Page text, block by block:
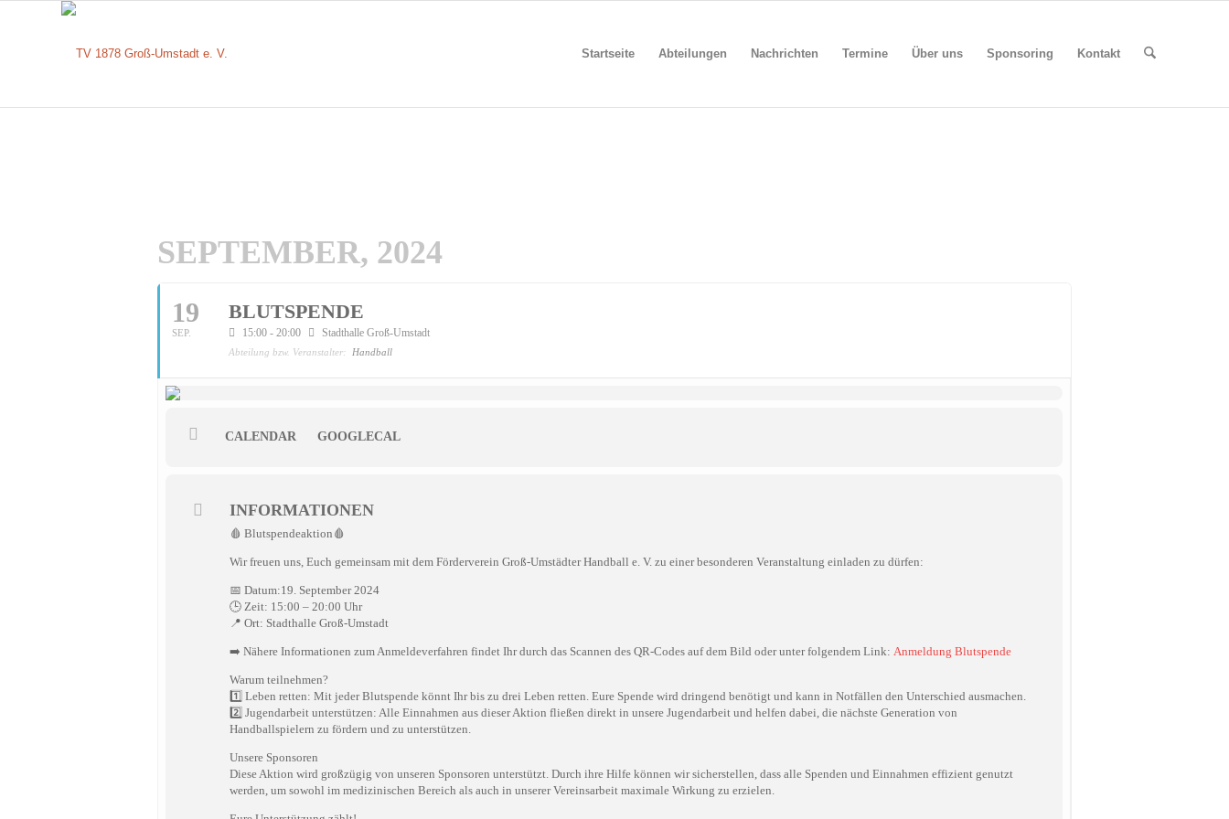
Startseite Abteilungen Nachrichten Termine Über uns Sponsoring Kontakt
SEPTEMBER, 2024
19
SEP.
BLUTSPENDE
15:00 - 20:00 Stadthalle Groß-Umstadt
Abteilung bzw. Veranstalter: Handball
CALENDAR GOOGLECAL
INFORMATIONEN
🩸 Blutspendeaktion🩸
Wir freuen uns, Euch gemeinsam mit dem Förderverein Groß-Umstädter Handball e. V. zu einer besonderen Veranstaltung einladen zu dürfen:
📅 Datum:19. September 2024
🕒 Zeit: 15:00 – 20:00 Uhr
📍 Ort: Stadthalle Groß-Umstadt
➡️ Nähere Informationen zum Anmeldeverfahren findet Ihr durch das Scannen des QR-Codes auf dem Bild oder unter folgendem Link: Anmeldung Blutspende
Warum teilnehmen?
1️⃣ Leben retten: Mit jeder Blutspende könnt Ihr bis zu drei Leben retten. Eure Spende wird dringend benötigt und kann in Notfällen den Unterschied ausmachen.
2️⃣ Jugendarbeit unterstützen: Alle Einnahmen aus dieser Aktion fließen direkt in unsere Jugendarbeit und helfen dabei, die nächste Generation von
Handballspielern zu fördern und zu unterstützen.
Unsere Sponsoren
Diese Aktion wird großzügig von unseren Sponsoren unterstützt. Durch ihre Hilfe können wir sicherstellen, dass alle Spenden und Einnahmen effizient genutzt
werden, um sowohl im medizinischen Bereich als auch in unserer Vereinsarbeit maximale Wirkung zu erzielen.